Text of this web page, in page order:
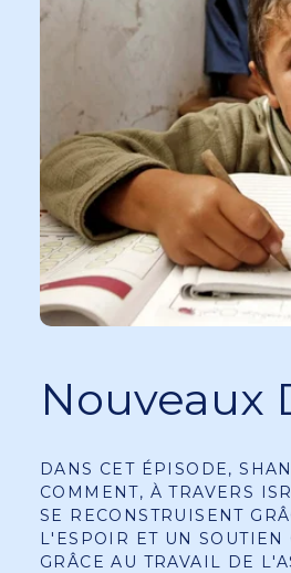
Nouveaux
DANS CET ÉPISODE,
COMMENT, À TRAVERS
SE RECONSTRUISENT
L'ESPOIR ET UN SOUTIEN
GRÂCE AU TRAVAIL DE